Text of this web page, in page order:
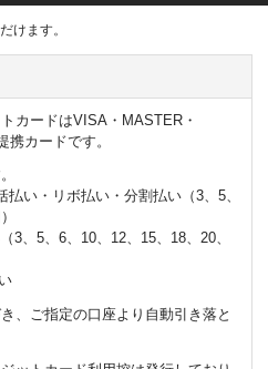
けます。
カードはVISA・MASTER・
カードです。
払い・リボ払い・分割払い（3、5、
3、5、6、10、12、15、18、20、
、ご指定の口座より自動引き落と